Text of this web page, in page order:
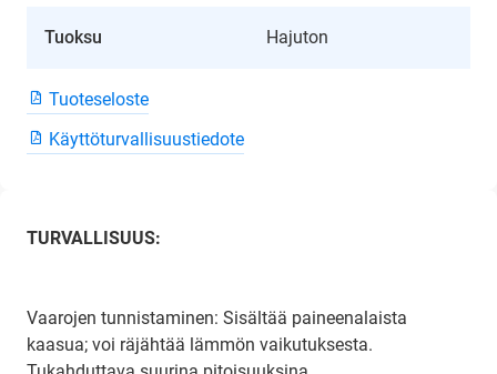
Tuoksu Hajuton
Tuoteseloste
Käyttöturvallisuustiedote
TURVALLISUUS:
Vaarojen tunnistaminen: Sisältää paineenalaista
kaasua; voi räjähtää lämmön vaikutuksesta.